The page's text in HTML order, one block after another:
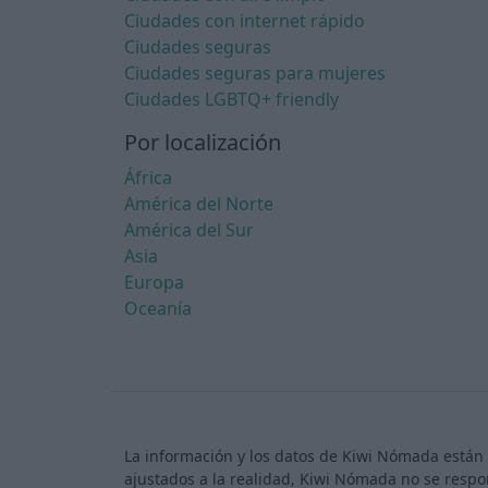
Ciudades con internet rápido
Ciudades seguras
Ciudades seguras para mujeres
Ciudades LGBTQ+ friendly
Por localización
África
América del Norte
América del Sur
Asia
Europa
Oceanía
La información y los datos de Kiwi Nómada
ajustados a la realidad, Kiwi Nómada no se